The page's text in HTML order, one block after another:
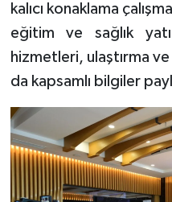
kalıcı konaklama
eğitim ve sağlık
hizmetleri, ulaştırma ve
da kapsamlı bilgiler